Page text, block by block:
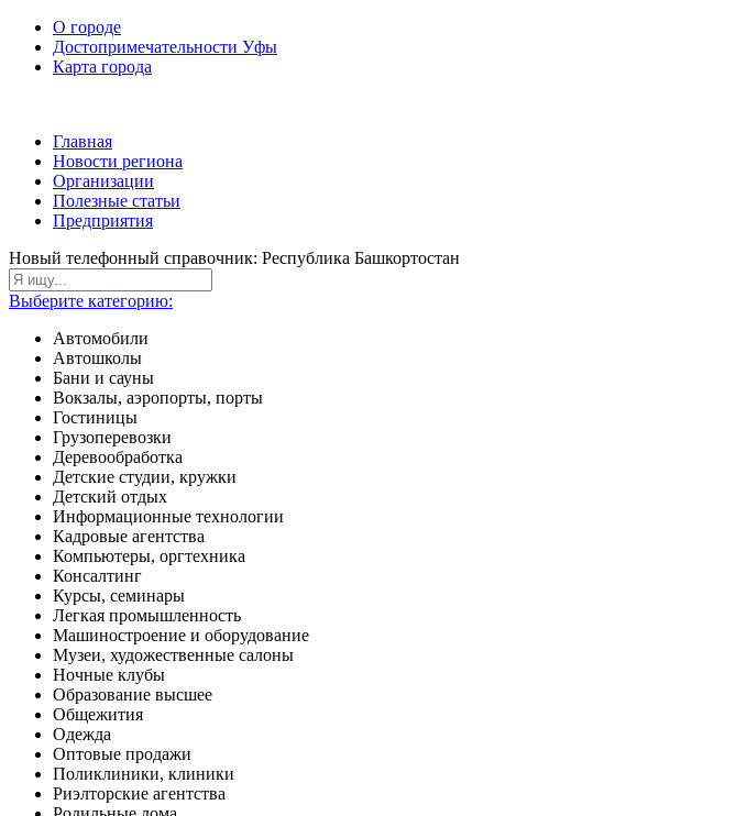
О городе
Достопримечательности Уфы
Карта города
Главная
Новости региона
Организации
Полезные статьи
Предприятия
Новый телефонный справочник: Республика Башкортостан
Выберите категорию:
Автомобили
Автошколы
Бани и сауны
Вокзалы, аэропорты, порты
Гостиницы
Грузоперевозки
Деревообработка
Детские студии, кружки
Детский отдых
Информационные технологии
Кадровые агентства
Компьютеры, оргтехника
Консалтинг
Курсы, семинары
Легкая промышленность
Машиностроение и оборудование
Музеи, художественные салоны
Ночные клубы
Образование высшее
Общежития
Одежда
Оптовые продажи
Поликлиники, клиники
Риэлторские агентства